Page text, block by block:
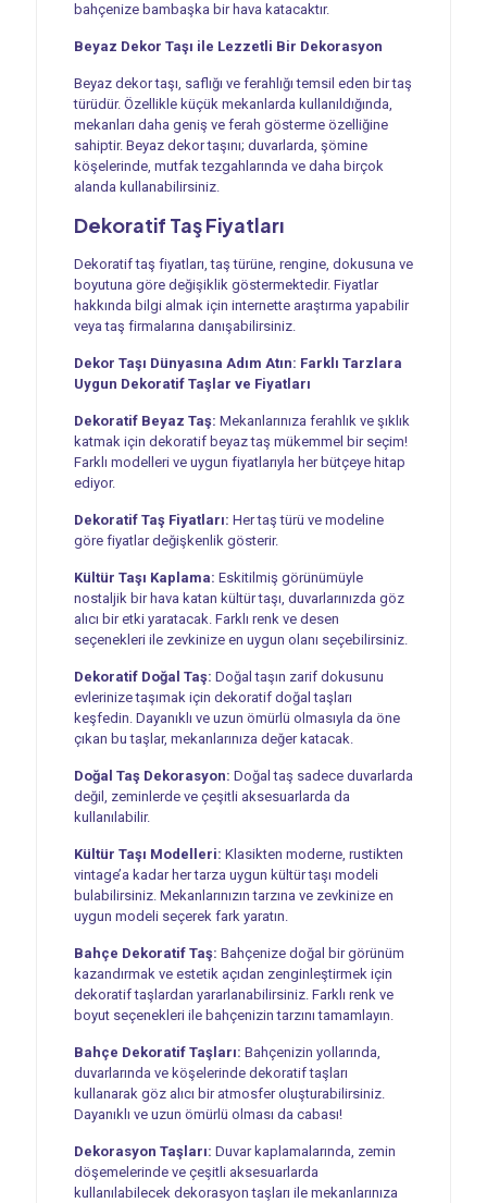
bahçenize bambaşka bir hava katacaktır.
Beyaz Dekor Taşı ile Lezzetli Bir Dekorasyon
Beyaz dekor taşı, saflığı ve ferahlığı temsil eden bir taş
türüdür. Özellikle küçük mekanlarda kullanıldığında,
mekanları daha geniş ve ferah gösterme özelliğine
sahiptir. Beyaz dekor taşını; duvarlarda, şömine
köşelerinde, mutfak tezgahlarında ve daha birçok
alanda kullanabilirsiniz.
Dekoratif Taş Fiyatları
Dekoratif taş fiyatları, taş türüne, rengine, dokusuna ve
boyutuna göre değişiklik göstermektedir. Fiyatlar
hakkında bilgi almak için internette araştırma yapabilir
veya taş firmalarına danışabilirsiniz.
Dekor Taşı Dünyasına Adım Atın: Farklı Tarzlara
Uygun Dekoratif Taşlar ve Fiyatları
Dekoratif Beyaz Taş: Mekanlarınıza ferahlık ve şıklık
katmak için dekoratif beyaz taş mükemmel bir seçim!
Farklı modelleri ve uygun fiyatlarıyla her bütçeye hitap
ediyor.
Dekoratif Taş Fiyatları: Her taş türü ve modeline
göre fiyatlar değişkenlik gösterir.
Kültür Taşı Kaplama: Eskitilmiş görünümüyle
nostaljik bir hava katan kültür taşı, duvarlarınızda göz
alıcı bir etki yaratacak. Farklı renk ve desen
seçenekleri ile zevkinize en uygun olanı seçebilirsiniz.
Dekoratif Doğal Taş: Doğal taşın zarif dokusunu
evlerinize taşımak için dekoratif doğal taşları
keşfedin. Dayanıklı ve uzun ömürlü olmasıyla da öne
çıkan bu taşlar, mekanlarınıza değer katacak.
Doğal Taş Dekorasyon: Doğal taş sadece duvarlarda
değil, zeminlerde ve çeşitli aksesuarlarda da
kullanılabilir.
Kültür Taşı Modelleri: Klasikten moderne, rustikten
vintage’a kadar her tarza uygun kültür taşı modeli
bulabilirsiniz. Mekanlarınızın tarzına ve zevkinize en
uygun modeli seçerek fark yaratın.
Bahçe Dekoratif Taş: Bahçenize doğal bir görünüm
kazandırmak ve estetik açıdan zenginleştirmek için
dekoratif taşlardan yararlanabilirsiniz. Farklı renk ve
boyut seçenekleri ile bahçenizin tarzını tamamlayın.
Bahçe Dekoratif Taşları: Bahçenizin yollarında,
duvarlarında ve köşelerinde dekoratif taşları
kullanarak göz alıcı bir atmosfer oluşturabilirsiniz.
Dayanıklı ve uzun ömürlü olması da cabası!
Dekorasyon Taşları: Duvar kaplamalarında, zemin
döşemelerinde ve çeşitli aksesuarlarda
kullanılabilecek dekorasyon taşları ile mekanlarınıza